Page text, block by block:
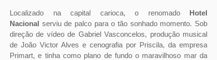
Localizado na capital carioca, o renomado
Hotel
Nacional serviu de palco para o tão sonhado momento. Sob
direção de vídeo de Gabriel Vasconcelos, produção musical
de João Victor Alves e cenografia por Priscila, da empresa
Primart, e tinha como plano de fundo o maravilhoso mar da